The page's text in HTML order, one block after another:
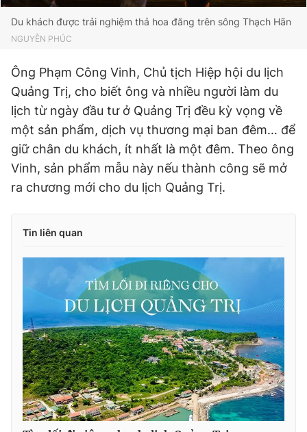
Du khách được trải nghiệm thả hoa đăng trên sông Thạch Hãn
NGUYỄN PHÚC
Ông Phạm Công Vinh, Chủ tịch Hiệp hội du lịch
Quảng Trị, cho biết ông và nhiều người làm du
lịch từ ngày đầu tư ở Quảng Trị đều kỳ vọng về
một sản phẩm, dịch vụ thương mại ban đêm… để
giữ chân du khách, ít nhất là một đêm. Theo ông
Vinh, sản phẩm mẫu này nếu thành công sẽ mở
ra chương mới cho du lịch Quảng Trị.
Tin liên quan